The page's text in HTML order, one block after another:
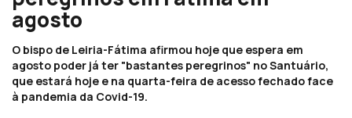
agosto
O bispo de Leiria-Fátima afirmou hoje que espera em
agosto poder já ter "bastantes peregrinos" no Santuário,
que estará hoje e na quarta-feira de acesso fechado face
à pandemia da Covid-19.